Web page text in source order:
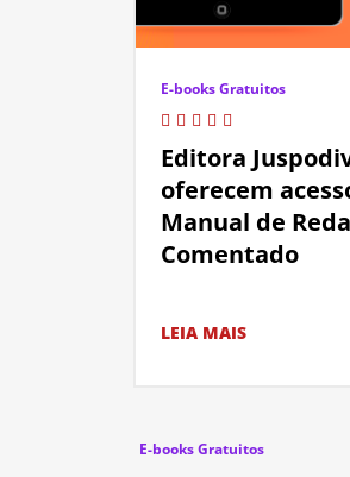
E-books Gratuitos
Editora
oferecem
Manual de
Comentado
LEIA MAIS
E-books Gratuitos